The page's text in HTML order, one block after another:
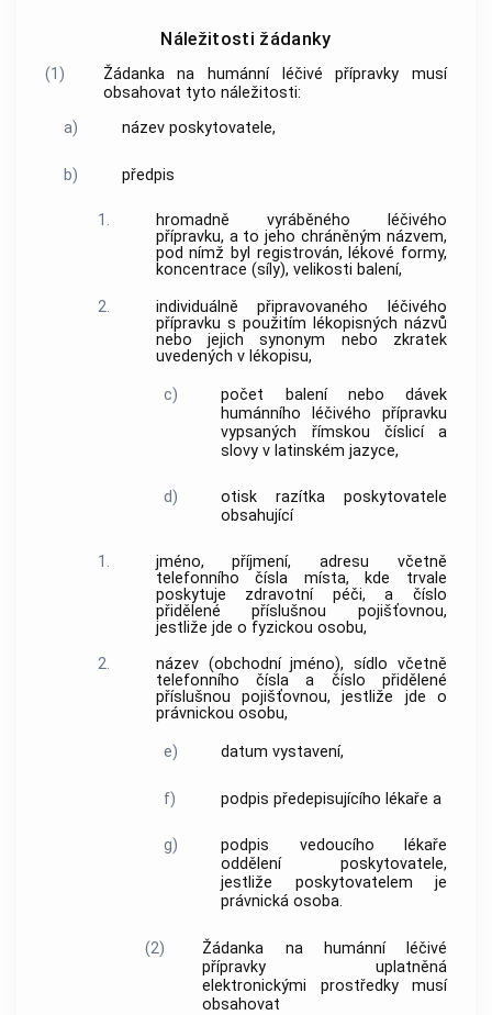
Náležitosti žádanky
(1) Žádanka na humánní léčivé přípravky musí
obsahovat tyto náležitosti:
a)
název poskytovatele,
b) předpis
1.
hromadně vyráběného léčivého
přípravku, a to jeho chráněným názvem,
pod nímž byl registrován, lékové formy,
koncentrace (síly), velikosti balení,
2.
individuálně připravovaného
léčivého
přípravku s použitím lékopisných názvů
nebo jejich synonym nebo zkratek
uvedených v lékopisu,
c)
počet balení nebo dávek
humánního
léčivého přípravku
vypsaných římskou číslicí a
slovy v latinském jazyce,
d)
otisk razítka poskytovatele
obsahující
1.
jméno, příjmení, adresu včetně
telefonního čísla místa, kde trvale
poskytuje zdravotní péči, a číslo
přidělené příslušnou pojišťovnou,
jestliže jde o fyzickou osobu,
2.
název (obchodní jméno), sídlo včetně
telefonního čísla a číslo přidělené
příslušnou pojišťovnou, jestliže jde o
právnickou osobu,
e) datum vystavení,
f) podpis předepisujícího lékaře a
g)
podpis vedoucího lékaře
oddělení poskytovatele,
jestliže poskytovatelem je
právnická osoba.
(2)
Žádanka na humánní léčivé
přípravky uplatněná
elektronickými prostředky musí
obsahovat